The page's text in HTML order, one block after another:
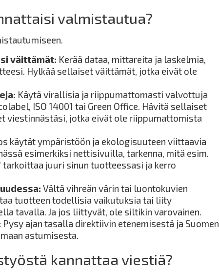
valmistautua?
väittämät: Kerää dataa, mittareita ja laskelmia,
Hylkää sellaiset väittämät, jotka eivät ole
Käytä virallisia ja riippumattomasti valvottuja
ISO 14001 tai Green Office. Hävitä sellaiset
viestinnästäsi, jotka eivät ole riippumattomista
käytät ympäristöön ja ekologisuuteen viittaavia
esimerkiksi nettisivuilla, tarkenna, mitä esim.
tarkoittaa juuri sinun tuotteessasi ja kerro
Vältä vihreän värin tai luontokuvien
tuotteen todellisia vaikutuksia tai liity
tavalla. Ja jos liittyvät, ole siltikin varovainen.
Pysy ajan tasalla direktiivin etenemisestä ja Suomen
astumisesta.
kannattaa viestiä?